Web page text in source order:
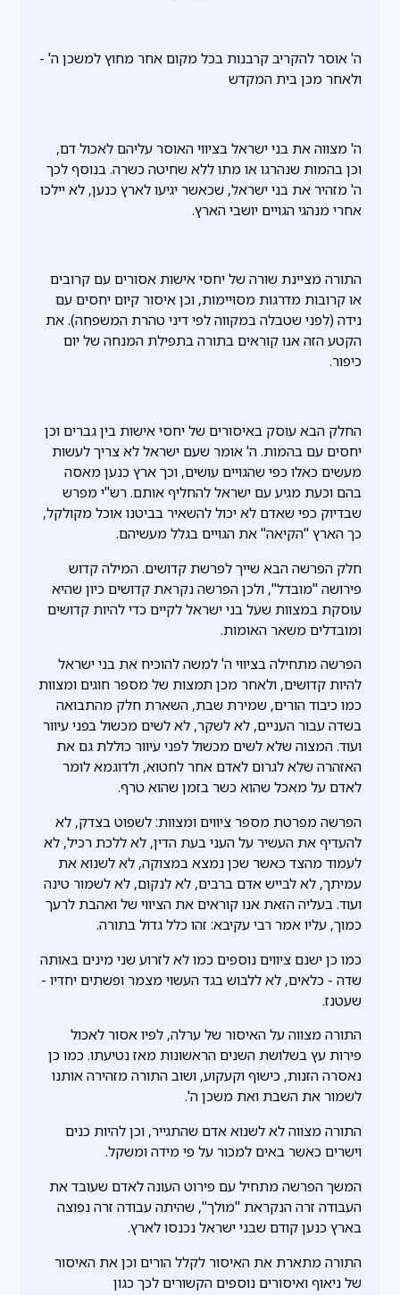
ה' אוסר להקריב קרבנות בכל מקום אחר מחוץ למשכן ה' -
ולאחר מכן בית המקדש
ה' מצווה את בני ישראל בציווי האוסר עליהם לאכול דם,
וכן בהמות שנהרגו או מתו ללא שחיטה כשרה. בנוסף לכך
ה' מזהיר את בני ישראל, שכאשר יגיעו לארץ כנען, לא יילכו
אחרי מנהגי הגויים יושבי הארץ.
התורה מציינת שורה של יחסי אישות אסורים עם קרובים
או קרובות מדרגות מסויימות, וכן איסור קיום יחסים עם
נידה (לפני שטבלה במקווה לפי דיני טהרת המשפחה). את
הקטע הזה אנו קוראים בתורה בתפילת המנחה של יום
כיפור.
החלק הבא עוסק באיסורים של יחסי אישות בין גברים וכן
יחסים עם בהמות. ה' אומר שעם ישראל לא צריך לעשות
מעשים כאלו כפי שהגויים עושים, וכך ארץ כנען מאסה
בהם וכעת מגיע עם ישראל להחליף אותם. רש"י מפרש
שבדיוק כפי שאדם לא יכול להשאיר בביטנו אוכל מקולקל,
כך הארץ "הקיאה" את הגויים בגלל מעשיהם.
חלק הפרשה הבא שייך לפרשת קדושים. המילה קדוש
פירושה "מובדל", ולכן הפרשה נקראת קדושים כיון שהיא
עוסקת במצוות שעל בני ישראל לקיים כדי להיות קדושים
ומובדלים משאר האומות.
הפרשה מתחילה בציווי ה' למשה להוכיח את בני ישראל
להיות קדושים, ולאחר מכן תמצות של מספר חוגים ומצוות
כמו כיבוד הורים, שמירת שבת, השארת חלק מהתבואה
בשדה עבור העניים, לא לשקר, לא לשים מכשול בפני עיוור
ועוד. המצוה שלא לשים מכשול לפני עיוור כוללת גם את
האזהרה שלא לגרום לאדם אחר לחטוא, ולדוגמא לומר
לאדם על מאכל שהוא כשר בזמן שהוא טרף.
הפרשה מפרטת מספר ציווים ומצוות: לשפוט בצדק, לא
להעדיף את העשיר על העני בעת הדין, לא ללכת רכיל, לא
לעמוד מהצד כאשר שכן נמצא במצוקה, לא לשנוא את
עמיתך, לא לבייש אדם ברבים, לא לנקום, לא לשמור טינה
ועוד. בעליה הזאת אנו קוראים את הציווי של ואהבת לרעך
כמוך, עליו אמר רבי עקיבא: זהו כלל גדול בתורה.
כמו כן ישנם ציווים נוספים כמו לא לזרוע שני מינים באותה
שדה - כלאים, לא ללבוש בגד העשוי מצמר ופשתים יחדיו -
שעטנז.
התורה מצווה על האיסור של ערלה, לפיו אסור לאכול
פירות עץ בשלושת השנים הראשונות מאז נטיעתו. כמו כן
נאסרה הזנות, כישוף וקעקוע, ושוב התורה מזהירה אותנו
לשמור את השבת ואת משכן ה'.
התורה מצווה לא לשנוא אדם שהתגייר, וכן להיות כנים
וישרים כאשר באים למכור על פי מידה ומשקל.
המשך הפרשה מתחיל עם פירוט העונה לאדם שעובד את
העבודה זרה הנקראת "מולך", שהיתה עבודה זרה נפוצה
בארץ כנען קודם שבני ישראל נכנסו לארץ.
התורה מתארת את האיסור לקלל הורים וכן את האיסור
של ניאוף ואיסורים נוספים הקשורים לכך כגון